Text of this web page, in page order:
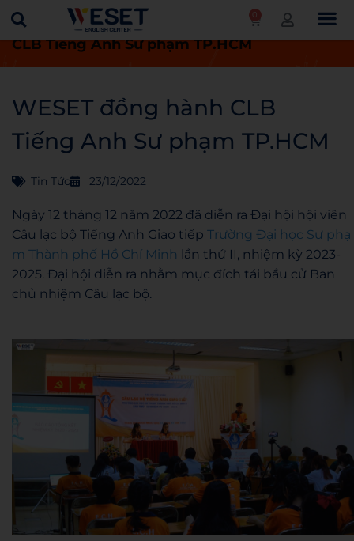
0
Trang chủ Tin tức
WESET đồng hành
CLB Tiếng Anh Sư phạm TP.HCM
WESET đồng hành CLB
Tiếng Anh Sư phạm TP.HCM
Tin Tức 23/12/2022
Ngày 12 tháng 12 năm 2022 đã diễn ra Đại hội hội viên
Câu lạc bộ Tiếng Anh Giao tiếp Trường Đại học Sư phạ
m Thành phố Hồ Chí Minh lần thứ II, nhiệm kỳ 2023-
2025. Đại hội diễn ra nhằm mục đích tái bầu cử Ban
chủ nhiệm Câu lạc bộ.